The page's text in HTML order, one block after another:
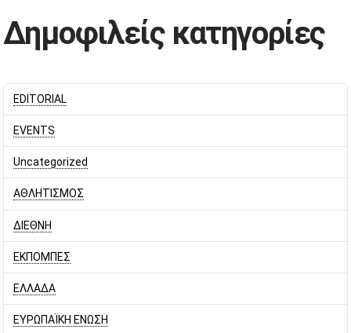
Δημοφιλείς κατηγορίες
EDITORIAL
EVENTS
Uncategorized
ΑΘΛΗΤΙΣΜΟΣ
ΔΙΕΘΝΗ
ΕΚΠΟΜΠΕΣ
ΕΛΛΑΔΑ
ΕΥΡΩΠΑΪΚΗ ΕΝΩΣΗ